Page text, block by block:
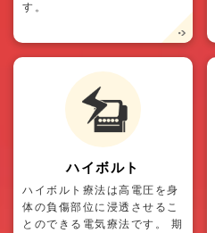
す。
ハイボルト
ハイボルト療法は高電圧を身
体の負傷部位に浸透させるこ
とのできる電気療法です。 期